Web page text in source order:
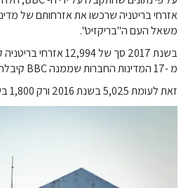
אזרחי בריטניה שרכשו את אזרחותם של
משאל העם ה"בריקזיט".
בשנת 2017 סך של
מ -17 המדינות החברות שממנה BBC קיבלה נתונים.
זאת לעומת 5,025 בשנת 2016 ורק 1,800 בשנת 2015.